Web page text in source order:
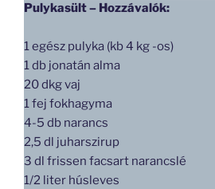
Pulykasült – Hozzávalók:
1 egész pulyka (kb 4 kg -os)
1 db jonatán alma
20 dkg vaj
1 fej fokhagyma
4-5 db narancs
2,5 dl juharszirup
3 dl frissen facsart narancslé
1/2 liter húsleves